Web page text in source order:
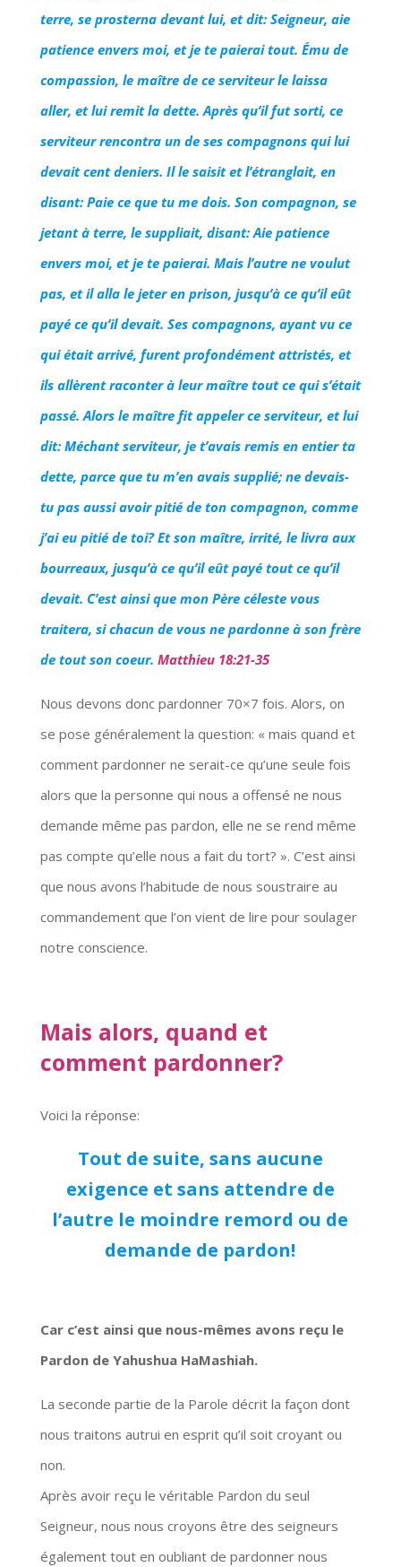
terre, se prosterna devant lui, et dit: Seigneur, aie
patience envers moi, et je te paierai tout. Ému de
compassion, le maître de ce serviteur le laissa
aller, et lui remit la dette. Après qu’il fut sorti, ce
serviteur rencontra un de ses compagnons qui lui
devait cent deniers. Il le saisit et l’étranglait, en
disant: Paie ce que tu me dois. Son compagnon, se
jetant à terre, le suppliait, disant: Aie patience
envers moi, et je te paierai. Mais l’autre ne voulut
pas, et il alla le jeter en prison, jusqu’à ce qu’il eût
payé ce qu’il devait. Ses compagnons, ayant vu ce
qui était arrivé, furent profondément attristés, et
ils allèrent raconter à leur maître tout ce qui s’était
passé. Alors le maître fit appeler ce serviteur, et lui
dit: Méchant serviteur, je t’avais remis en entier ta
dette, parce que tu m’en avais supplié; ne devais-
tu pas aussi avoir pitié de ton compagnon, comme
j’ai eu pitié de toi? Et son maître, irrité, le livra aux
bourreaux, jusqu’à ce qu’il eût payé tout ce qu’il
devait. C’est ainsi que mon Père céleste vous
traitera, si chacun de vous ne pardonne à son frère
de tout son coeur. Matthieu 18:21-35
Nous devons donc pardonner 70×7 fois. Alors, on
se pose généralement la question: « mais quand et
comment pardonner ne serait-ce qu’une seule fois
alors que la personne qui nous a offensé ne nous
demande même pas pardon, elle ne se rend même
pas compte qu’elle nous a fait du tort? ». C’est ainsi
que nous avons l’habitude de nous soustraire au
commandement que l’on vient de lire pour soulager
notre conscience.
Mais alors, quand et
comment pardonner?
Voici la réponse:
Tout de suite, sans aucune
exigence et sans attendre de
l’autre le moindre remord ou de
demande de pardon!
Car c’est ainsi que nous-mêmes avons reçu le
Pardon de Yahushua HaMashiah.
La seconde partie de la Parole décrit la façon dont
nous traitons autrui en esprit qu’il soit croyant ou
non.
Après avoir reçu le véritable Pardon du seul
Seigneur, nous nous croyons être des seigneurs
également tout en oubliant de pardonner nous